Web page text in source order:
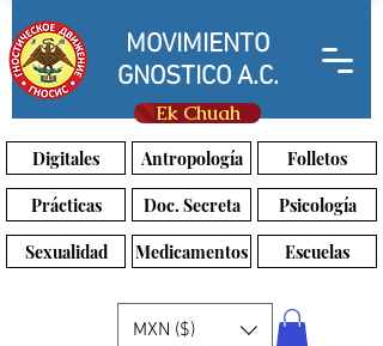
MOVIMIENTO
GNOSTICO A.C.
Ek Chuah
Digitales Antropología Folletos
Prácticas Doc. Secreta Psicología
Sexualidad Medicamentos Escuelas
MXN ($)